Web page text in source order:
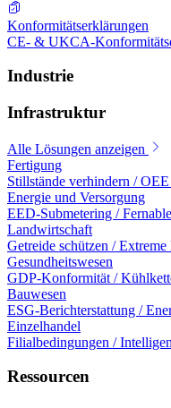
Konformitätserklärungen
CE- & UKCA-
Industrie
Infrastruktur
Alle Lösungen anzeigen
Fertigung
Stillstände verhindern / OEE
Energie und Versorgung
EED-Submetering /
Landwirtschaft
Getreide schützen /
Gesundheitswesen
GDP-Konformität /
Bauwesen
ESG-Berichterstattung /
Einzelhandel
Filialbedingungen /
Ressourcen